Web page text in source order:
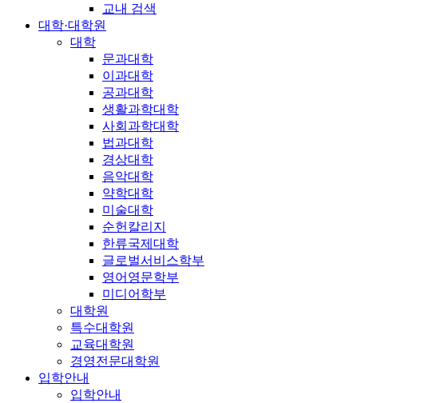
교내 검색
대학·대학원
대학
문과대학
이과대학
공과대학
생활과학대학
사회과학대학
법과대학
경상대학
음악대학
약학대학
미술대학
순헌칼리지
한류국제대학
글로벌서비스학부
영어영문학부
미디어학부
대학원
특수대학원
교육대학원
경영전문대학원
입학안내
입학안내